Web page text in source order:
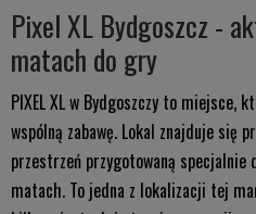
Pixel XL Bydgoszcz -
matach do gry
PIXEL XL w Bydgoszczy to miejsce,
wspólną zabawę. Lokal znajduje się
przestrzeń przygotowaną
matach. To jedna z lokalizacji tej